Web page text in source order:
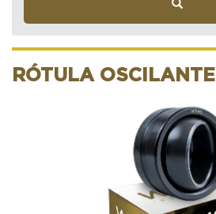
RÓTULA OSCILANTE